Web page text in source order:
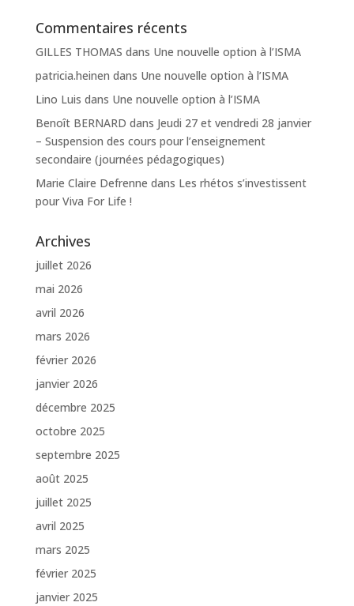
Commentaires récents
GILLES THOMAS dans Une nouvelle option à l’ISMA
patricia.heinen dans Une nouvelle option à l’ISMA
Lino Luis dans Une nouvelle option à l’ISMA
Benoît BERNARD dans Jeudi 27 et vendredi 28 janvier
– Suspension des cours pour l’enseignement
secondaire (journées pédagogiques)
Marie Claire Defrenne dans Les rhétos s’investissent
pour Viva For Life !
Archives
juillet 2026
mai 2026
avril 2026
mars 2026
février 2026
janvier 2026
décembre 2025
octobre 2025
septembre 2025
août 2025
juillet 2025
avril 2025
mars 2025
février 2025
janvier 2025